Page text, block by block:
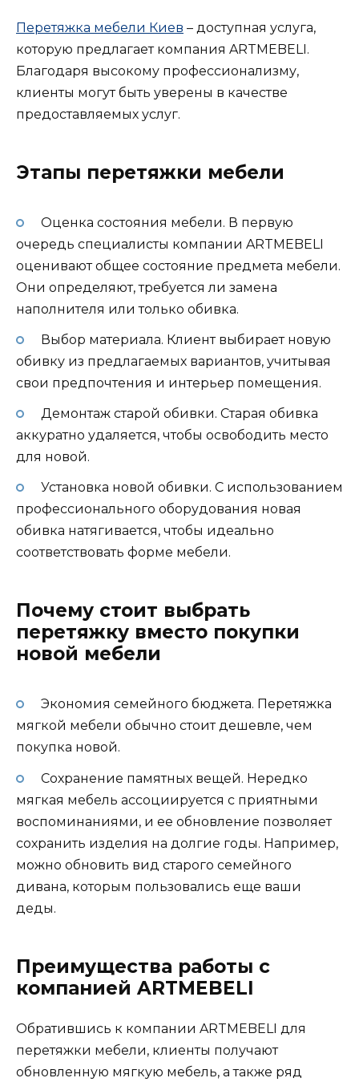
Перетяжка мебели Киев – доступная услуга,
которую предлагает компания ARTMEBELI.
Благодаря высокому профессионализму,
клиенты могут быть уверены в качестве
предоставляемых услуг.
Этапы перетяжки мебели
Оценка состояния мебели. В первую
очередь специалисты компании ARTMEBELI
оценивают общее состояние предмета мебели.
Они определяют, требуется ли замена
наполнителя или только обивка.
Выбор материала. Клиент выбирает новую
обивку из предлагаемых вариантов, учитывая
свои предпочтения и интерьер помещения.
Демонтаж старой обивки. Старая обивка
аккуратно удаляется, чтобы освободить место
для новой.
Установка новой обивки. С использованием
профессионального оборудования новая
обивка натягивается, чтобы идеально
соответствовать форме мебели.
Почему стоит выбрать
перетяжку вместо покупки
новой мебели
Экономия семейного бюджета. Перетяжка
мягкой мебели обычно стоит дешевле, чем
покупка новой.
Сохранение памятных вещей. Нередко
мягкая мебель ассоциируется с приятными
воспоминаниями, и ее обновление позволяет
сохранить изделия на долгие годы. Например,
можно обновить вид старого семейного
дивана, которым пользовались еще ваши
деды.
Преимущества работы с
компанией ARTMEBELI
Обратившись к компании ARTMEBELI для
перетяжки мебели, клиенты получают
обновленную мягкую мебель, а также ряд